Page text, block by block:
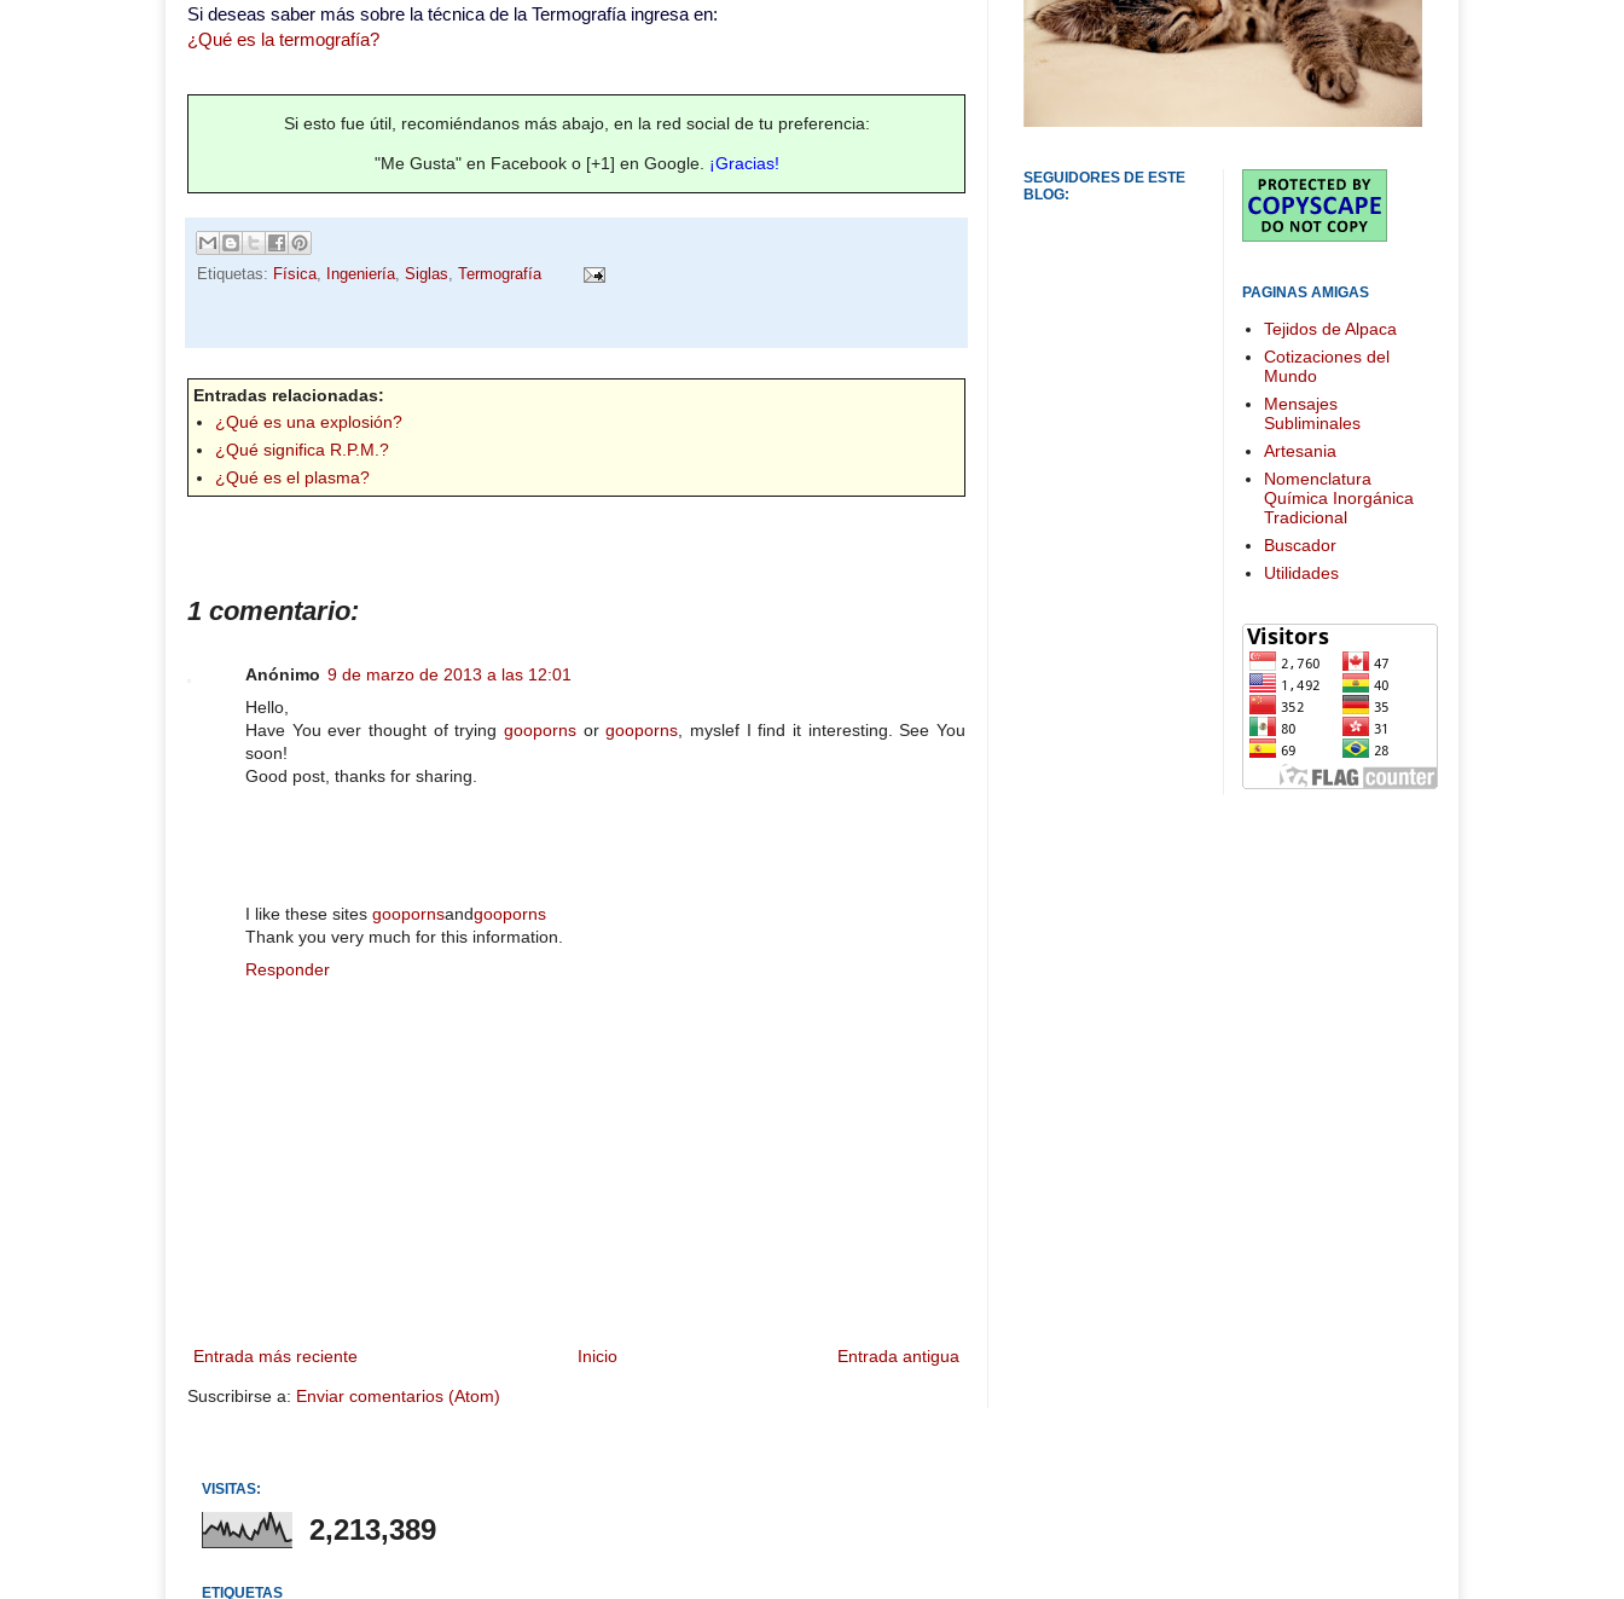
Si deseas saber más sobre la técnica de la Termografía ingresa en:
¿Qué es la termografía?
Si esto fue útil, recomiéndanos más abajo, en la red social de tu preferencia:
"Me Gusta" en Facebook o [+1] en Google. ¡Gracias!
Etiquetas: Física, Ingeniería, Siglas, Termografía
Entradas relacionadas:
¿Qué es una explosión?
¿Qué significa R.P.M.?
¿Qué es el plasma?
1 comentario:
Anónimo 9 de marzo de 2013 a las 12:01
Hello,
Have You ever thought of trying gooporns orgooporns , myslef I find it interesting. See You
soon!
Good post, thanks for sharing.
I like these sites goopornsandgooporns
Thank you very much for this information.
Responder
Entrada más reciente Entrada antigua
Inicio
Suscribirse a: Enviar comentarios (Atom)
SEGUIDORES DE ESTE
BLOG:
PAGINAS AMIGAS
Tejidos de Alpaca
Cotizaciones del
Mundo
Mensajes
Subliminales
Artesania
Nomenclatura
Química Inorgánica
Tradicional
Buscador
Utilidades
VISITAS:
2,213,389
ETIQUETAS